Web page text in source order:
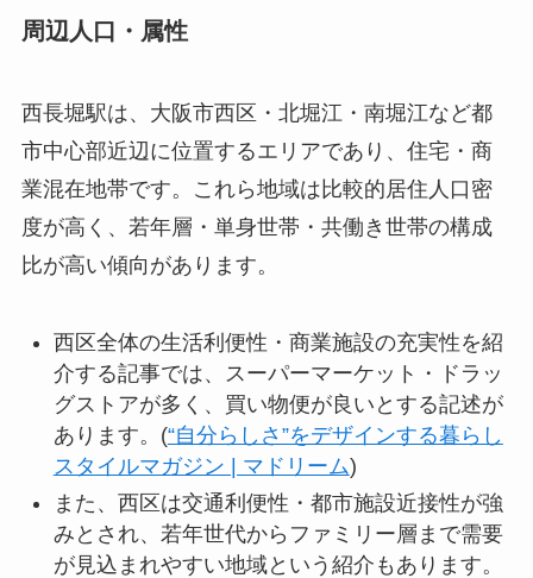
周辺人口・属性
西長堀駅は、大阪市西区・北堀江・南堀江など都
市中心部近辺に位置するエリアであり、住宅・商
業混在地帯です。これら地域は比較的居住人口密
度が高く、若年層・単身世帯・共働き世帯の構成
比が高い傾向があります。
西区全体の生活利便性・商業施設の充実性を紹
介する記事では、スーパーマーケット・ドラッ
グストアが多く、買い物便が良いとする記述が
あります。(“自分らしさ”をデザインする暮らし
スタイルマガジン | マドリーム)
また、西区は交通利便性・都市施設近接性が強
みとされ、若年世代からファミリー層まで需要
が見込まれやすい地域という紹介もあります。